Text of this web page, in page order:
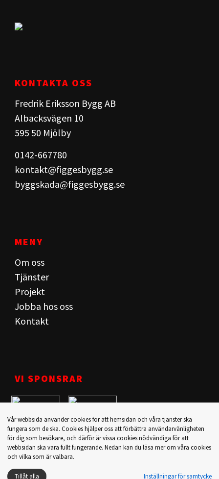
KONTAKTA OSS
Fredrik Eriksson Bygg AB
Albacksvägen 10
595 50 Mjölby​
0142-667780
kontakt@figgesbygg.se
byggskada@figgesbygg.se
MENY
Om oss
Tjänster
Projekt
Jobba hos oss
Kontakt
VI SPONSRAR
Vår webbsida använder cookies för att hemsidan och våra tjänster ska
fungera som de ska. Cookies hjälper oss att förbättra användarvänligheten
för dig som besökare, och därför är vissa cookies nödvändiga för att
webbsidan ska vara fullt fungerande. Nedan kan du läsa mer om våra cookies
och vilka som är valbara.
Tillåt alla Inställningar för samtycke